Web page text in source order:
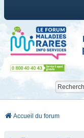
Accueil du forum